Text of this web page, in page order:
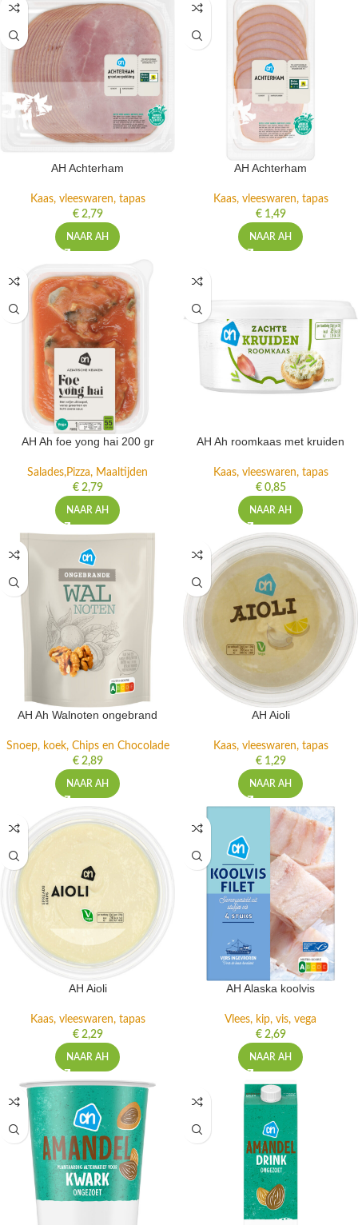
AH Achterham
Kaas, vleeswaren, tapas
€2,79
NAAR AH
AH Achterham
Kaas, vleeswaren, tapas
€1,49
NAAR AH
AH Ah foe yong hai 200 gr
Salades,Pizza, Maaltijden
€2,79
NAAR AH
AH Ah roomkaas met kruiden
Kaas, vleeswaren, tapas
€0,85
NAAR AH
AH Ah Walnoten ongebrand
Snoep, koek, Chips en Chocolade
€2,89
NAAR AH
AH Aioli
Kaas, vleeswaren, tapas
€1,29
NAAR AH
AH Aioli
Kaas, vleeswaren, tapas
€2,29
NAAR AH
AH Alaska koolvis
Vlees, kip, vis, vega
€2,69
NAAR AH